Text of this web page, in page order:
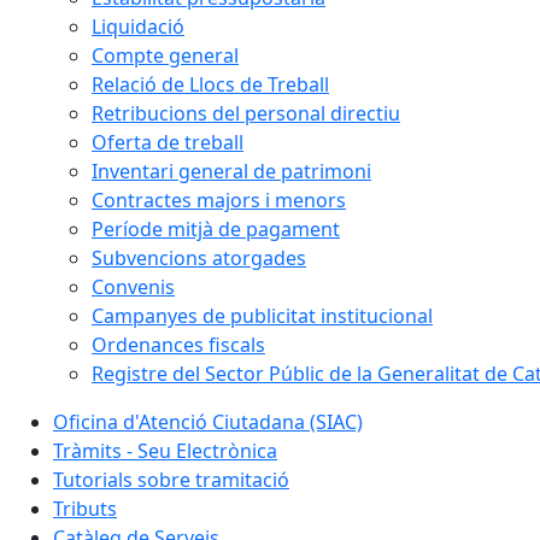
Liquidació
Compte general
Relació de Llocs de Treball
Retribucions del personal directiu
Oferta de treball
Inventari general de patrimoni
Contractes majors i menors
Període mitjà de pagament
Subvencions atorgades
Convenis
Campanyes de publicitat institucional
Ordenances fiscals
Registre del Sector Públic de la Generalitat de
Oficina d'Atenció Ciutadana (SIAC)
Tràmits - Seu Electrònica
Tutorials sobre tramitació
Tributs